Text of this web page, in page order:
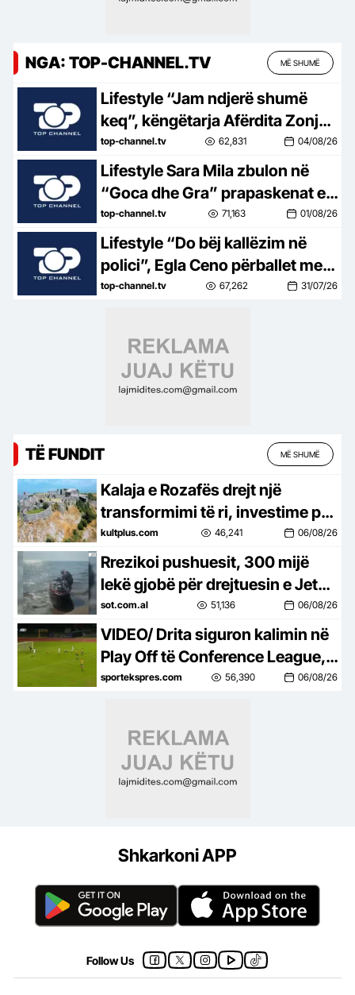
NGA: TOP-CHANNEL.TV MË SHUMË
Lifestyle “Jam ndjerë shumë
keq”, këngëtarja Afërdita Zonja:
Parashqevinë nuk e kam takuar
në Amerikë. Po të ishte në
Shqipëri…
top-channel.tv 62,831 04/08/26
Lifestyle Sara Mila zbulon në
“Goca dhe Gra” prapaskenat e
jetës së saj politike: Teatër jo i
bukur, nuk është aq tragjike sa
duket
top-channel.tv 71,163 01/08/26
Lifestyle “Do bëj kallëzim në
polici”, Egla Ceno përballet me
një situatë të vështirë rreziku:
top-channel.tv 67,262 31/07/26
TË FUNDIT MË SHUMË
Kalaja e Rozafës drejt një
transformimi të ri, investime për
trashëgiminë dhe turizmin
kultplus.com 46,241 06/08/26
Rrezikoi pushuesit, 300 mijë
lekë gjobë për drejtuesin e Jet
Ski në Zvërnec
sot.com.al 51,136 06/08/26
VIDEO/ Drita siguron kalimin në
Play Off të Conference League, e
mbyll me një ndeshje takimin
sportekspres.com 56,390 06/08/26
Shkarkoni APP
Follow Us